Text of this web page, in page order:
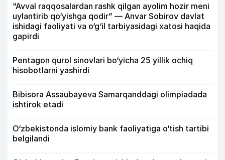
“Avval raqqosalardan rashk qilgan ayolim hozir meni
uylantirib qo‘yishga qodir” — Anvar Sobirov davlat
ishidagi faoliyati va o‘g‘il tarbiyasidagi xatosi haqida
gapirdi
Pentagon qurol sinovlari bo‘yicha 25 yillik ochiq
hisobotlarni yashirdi
Bibisora Assaubayeva Samarqanddagi olimpiadada
ishtirok etadi
O‘zbekistonda islomiy bank faoliyatiga o‘tish tartibi
belgilandi